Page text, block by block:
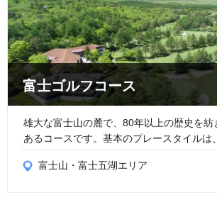
富士ゴルフコース
雄大な富士山の麓で、80年以上の歴史を紡
あるコースです。基本のプレースタイルは
富士山・富士五湖エリア